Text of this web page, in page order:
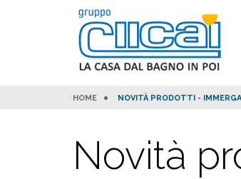
HOME NOVITÀ PRODOTTI -
Novità